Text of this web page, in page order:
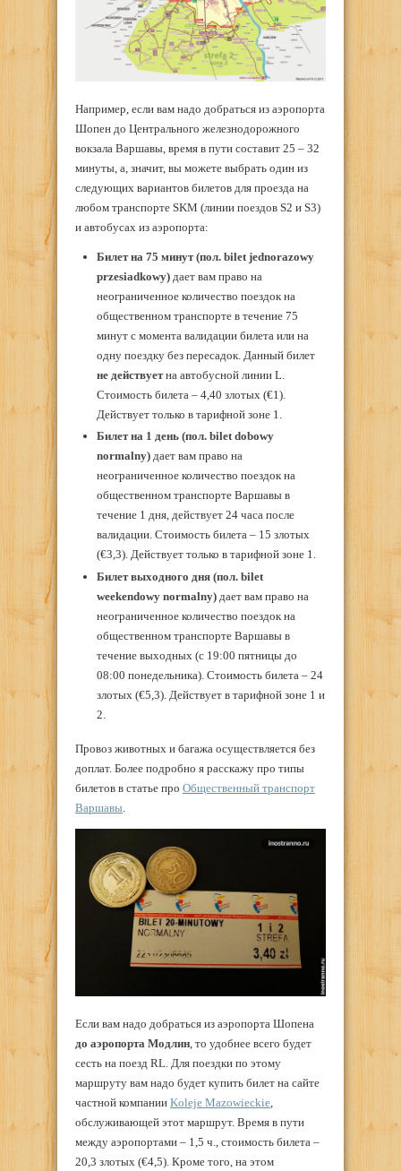
Например, если вам надо добраться из аэропорта
Шопен до Центрального железнодорожного
вокзала Варшавы, время в пути составит 25 – 32
минуты, а, значит, вы можете выбрать один из
следующих вариантов билетов для проезда на
любом транспорте SKM (линии поездов S2 и S3)
и автобусах из аэропорта:
Билет на 75 минут (пол. bilet jednorazowy
przesiadkowy)дает вам право на
неограниченное количество поездок на
общественном транспорте в течение 75
минут с момента валидации билета или на
одну поездку без пересадок. Данный билет
не действуетна автобусной линии L.
Стоимость билета – 4,40 злотых (€1).
Действует только в тарифной зоне 1.
Билет на 1 день (пол. bilet dobowy
normalny) дает вам право на
неограниченное количество поездок на
общественном транспорте Варшавы в
течение 1 дня, действует 24 часа после
валидации. Стоимость билета – 15 злотых
(€3,3). Действует только в тарифной зоне 1.
Билет выходного дня (пол. bilet
weekendowy normalny) дает вам право на
неограниченное количество поездок на
общественном транспорте Варшавы в
течение выходных (с 19:00 пятницы до
08:00 понедельника). Стоимость билета – 24
злотых (€5,3). Действует в тарифной зоне 1 и
2.
Провоз животных и багажа осуществляется без
доплат. Более подробно я расскажу про типы
билетов в статье про Общественный транспорт
Варшавы
Если вам надо добраться из аэропорта Шопена
до аэропорта Модлин , то удобнее всего будет
сесть на поезд RL. Для поездки по этому
маршруту вам надо будет купить билет на сайте
частной компании Koleje Mazowieckie
обслуживающей этот маршрут. Время в пути
между аэропортами – 1,5 ч., стоимость билета –
20,3 злотых (€4,5). Кроме того, на этом